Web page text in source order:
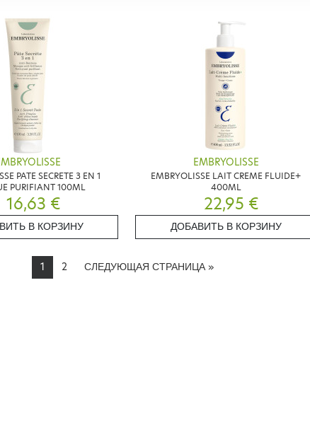
PATE SECRETE 3 EN 1
PURIFIANT 100ML
16,63 €
В КОРЗИНУ
EMBRYOLISSE
EMBRYOLISSE LAIT CREME FLUIDE+
400ML
22,95 €
ДОБАВИТЬ В КОРЗИНУ
1 2 СЛЕДУЮЩАЯ СТРАНИЦА »